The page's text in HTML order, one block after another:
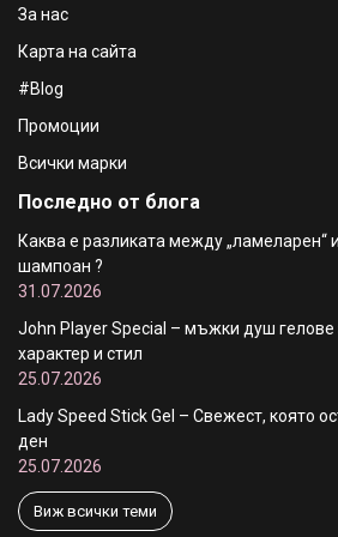
За нас
Карта на сайта
#Blog
Промоции
Всички марки
Последно от блога
Каква е разликата между „ламеларен“
шампоан ?
31.07.2026
John Player Special – мъжки душ гелове
характер и стил
25.07.2026
Lady Speed Stick Gel – Свежест, която
ден
25.07.2026
Виж всички теми